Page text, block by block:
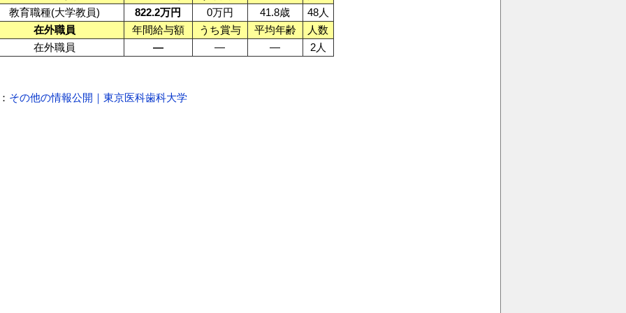
教育職種(大学教員)
822.2万円 0万円 41.8歳
48人
在外職員
年間給与額 うち賞与 平均年齢
人数
在外職員
— — — 2人
その他の情報公開｜東京医科歯科大学